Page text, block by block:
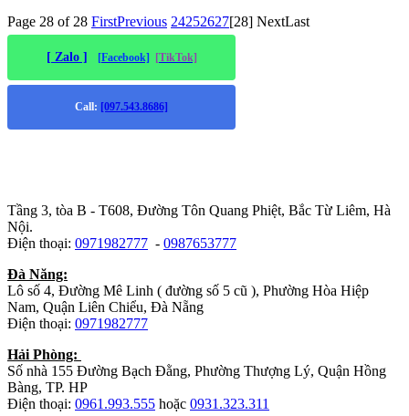
Page 28 of 28 FirstPrevious 24252627[28] NextLast
[ Zalo ] [Facebook] [TikTok]
Call: [097.543.8686]
Tầng 3, tòa B - T608, Đường Tôn Quang Phiệt, Bắc Từ Liêm, Hà
Nội.
Điện thoại: 0971982777 - 0987653777
Đà Năng:
Lô số 4, Đường Mê Linh ( đường số 5 cũ ), Phường Hòa Hiệp
Nam, Quận Liên Chiểu, Đà Nẵng
Điện thoại: 0971982777
Hải Phòng:
Số nhà 155 Đường Bạch Đằng, Phường Thượng Lý, Quận Hồng
Bàng, TP. HP
Điện thoại: 0961.993.555 hoặc 0931.323.311